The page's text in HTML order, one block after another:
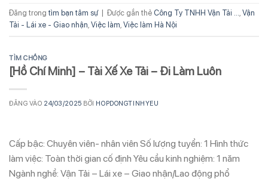
Đăng trong tìm bạn tâm sự Được gắn thẻ Công Ty TNHH Vận Tải ...
Vận
Tải - Lái xe - Giao nhận Việc làm Việc làm Hà Nội
TÌM CHỒNG
[Hồ Chí Minh] – Tài Xế Xe Tải – Đi Làm Luôn
ĐĂNG VÀO 24/03/2025 BỞI HOPDONGTINHYEU
Cấp bậc: Chuyên viên- nhân viên Số lượng tuyển: 1 Hình thức
làm việc: Toàn thời gian cố định Yêu cầu kinh nghiệm: 1 năm
Ngành nghề: Vận Tải – Lái xe – Giao nhận/Lao động phổ